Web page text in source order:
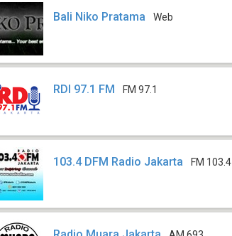
Bali Niko Pratama Web
RDI 97.1 FM FM 97.1
103.4 DFM Radio Jakarta FM 103.4